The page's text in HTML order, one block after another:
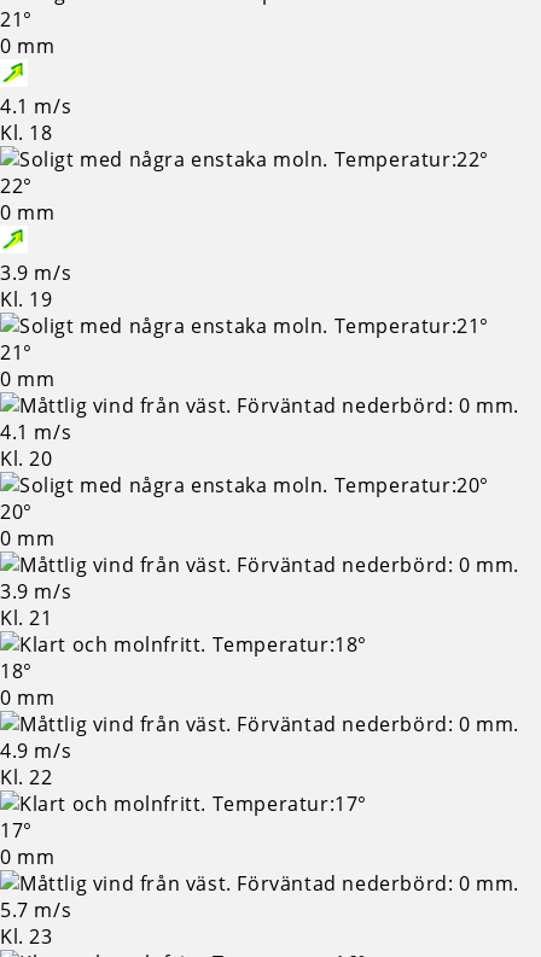
21°
0 mm
4.1 m/s
Kl. 18
22°
0 mm
3.9 m/s
Kl. 19
21°
0 mm
4.1 m/s
Kl. 20
20°
0 mm
3.9 m/s
Kl. 21
18°
0 mm
4.9 m/s
Kl. 22
17°
0 mm
5.7 m/s
Kl. 23